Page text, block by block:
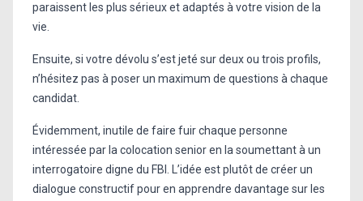
paraissent les plus sérieux et adaptés à votre vision de la
vie.
Ensuite, si votre dévolu s’est jeté sur deux ou trois profils,
n’hésitez pas à poser un maximum de questions à chaque
candidat.
Évidemment, inutile de faire fuir chaque personne
intéressée par la colocation senior en la soumettant à un
interrogatoire digne du FBI. L’idée est plutôt de créer un
dialogue constructif pour en apprendre davantage sur les